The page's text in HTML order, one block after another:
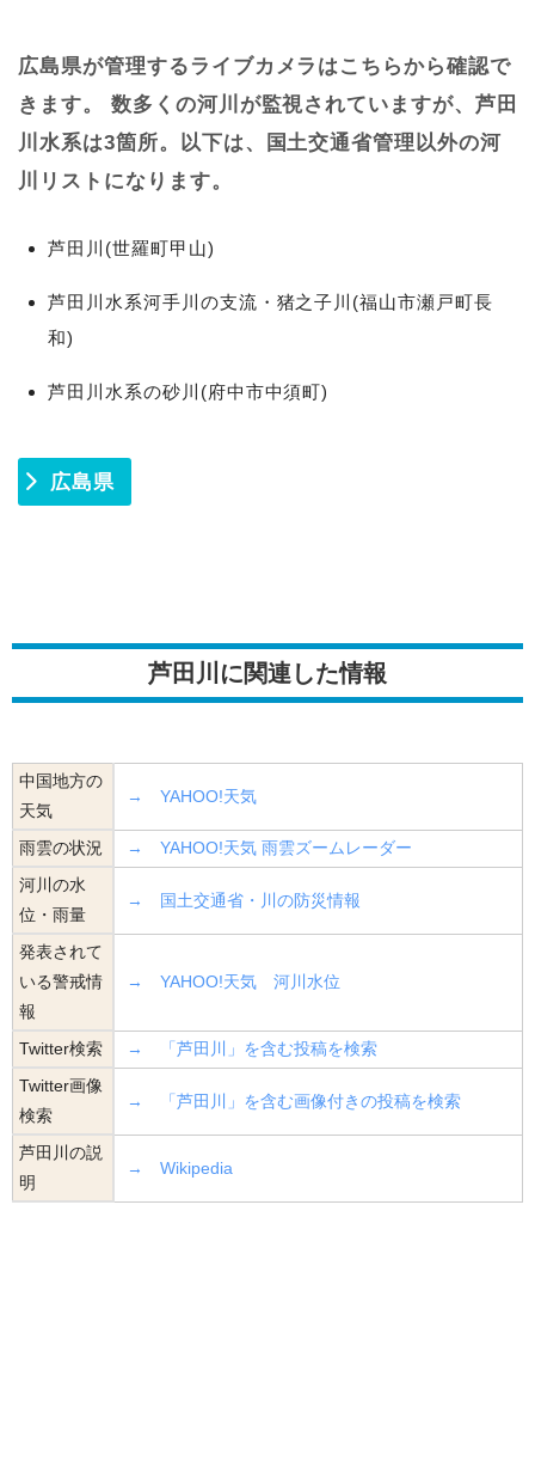
広島県が管理するライブカメラはこちらから確認で
きます。 数多くの河川が監視されていますが、芦田
川水系は3箇所。以下は、国土交通省管理以外の河
川リストになります。
芦田川(世羅町甲山)
芦田川水系河手川の支流・猪之子川(福山市瀬戸町長
和)
芦田川水系の砂川(府中市中須町)
広島県
芦田川に関連した情報
中国地方の
天気
→ YAHOO!天気
雨雲の状況
→ YAHOO!天気 雨雲ズームレーダー
河川の水
位・雨量
→ 国土交通省・川の防災情報
発表されて
いる警戒情
報
→ YAHOO!天気 河川水位
Twitter検索
→ 「芦田川」を含む投稿を検索
Twitter画像
検索
→ 「芦田川」を含む画像付きの投稿を検索
芦田川の説
明
→ Wikipedia